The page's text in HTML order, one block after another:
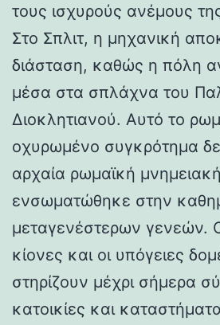
τους ισχυρούς ανέμους
Στο Σπλιτ, η μηχανική
διάσταση, καθώς η πόλη
μέσα στα σπλάχνα του
Διοκλητιανού. Αυτό το
οχυρωμένο συγκρότημα
αρχαία ρωμαϊκή
ενσωματώθηκε στην
μεταγενέστερων γενεών.
κίονες και οι υπόγειες
στηρίζουν μέχρι σήμερα
κατοικίες και